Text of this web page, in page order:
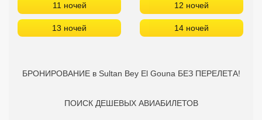
11 ночей 12 ночей
13 ночей 14 ночей
БРОНИРОВАНИЕ в Sultan Bey El Gouna БЕЗ ПЕРЕЛЕТА!
ПОИСК ДЕШЕВЫХ АВИАБИЛЕТОВ